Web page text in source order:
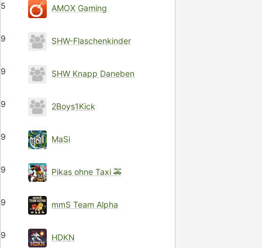
5 AMOX Gaming
9 SHW-Flaschenkinder
9 SHW Knapp Daneben
9 2Boys1Kick
9 MaSi
9 Pikas ohne Taxi 🚕
9 mmS Team Alpha
9 HDKN